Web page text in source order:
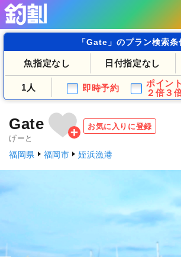
「Gate」のプラン検索条
魚指定なし 日付指定なし
1人 即時予約
ポイント
２倍３
Gate
げーと
お気に入りに登録
福岡県 福岡市 姪浜漁港